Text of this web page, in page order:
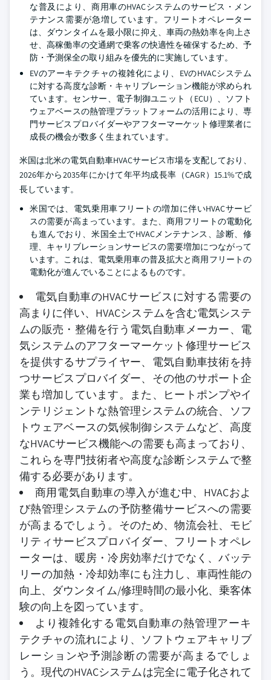
な普及により、商用車のHVACシステムのサービス・メン
テナンス需要が急増しています。フリートオペレーター
は、ダウンタイムを最小限に抑え、車両の熱効率を向上さ
せ、高稼働率の交通網で乗客の快適性を確保するため、予
防・予測保全の取り組みを優先的に実施しています。
EVのアーキテクチャの複雑化により、EVのHVACシステム
に対する高度な診断・キャリブレーション機能が求められ
ています。センサー、電子制御ユニット（ECU）、ソフト
ウェアベースの熱管理プラットフォームの活用により、専
門サービスプロバイダーやアフターマーケット修理業者に
成長の機会が数多く生まれています。
米国は北米の電気自動車HVACサービス市場を支配しており、
2026年から2035年にかけて年平均成長率（CAGR）15.1%で成
長しています。
米国では、電気乗用車フリートの増加に伴いHVACサービ
スの需要が高まっています。また、商用フリートの電動化
も進んでおり、米国全土でHVACメンテナンス、診断、修
理、キャリブレーションサービスの需要増加につながって
います。これは、電気乗用車の普及拡大と商用フリートの
電動化が進んでいることによるものです。
電気自動車のHVACサービスに対する需要の
高まりに伴い、HVACシステムを含む電気システ
ムの販売・整備を行う電気自動車メーカー、電
気システムのアフターマーケット修理サービス
を提供するサプライヤー、電気自動車技術を持
つサービスプロバイダー、その他のサポート企
業も増加しています。また、ヒートポンプやイ
ンテリジェントな熱管理システムの統合、ソフ
トウェアベースの気候制御システムなど、高度
なHVACサービス機能への需要も高まっており、
これらを専門技術者や高度な診断システムで整
備する必要があります。
商用電気自動車の導入が進む中、HVACおよ
び熱管理システムの予防整備サービスへの需要
が高まるでしょう。そのため、物流会社、モビ
リティサービスプロバイダー、フリートオペレ
ーターは、暖房・冷房効率だけでなく、バッテ
リーの加熱・冷却効率にも注力し、車両性能の
向上、ダウンタイム/修理時間の最小化、乗客体
験の向上を図っています。
より複雑化する電気自動車の熱管理アーキ
テクチャの流れにより、ソフトウェアキャリブ
レーションや予測診断の需要が高まるでしょ
う。現代のHVACシステムは完全に電子化されて